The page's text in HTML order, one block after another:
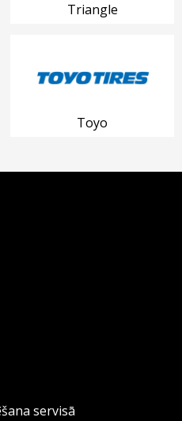
Triangle
Toyo
servisā